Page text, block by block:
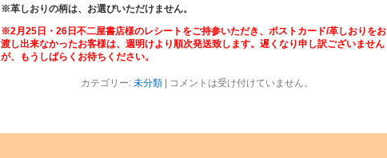
※革しおりの柄は、お選びいただけません。
※2月25日・26日不二屋書店様のレシートをご持参いただき、ポストカード/革しおりをお
渡し出来なかったお客様は、週明けより順次発送致します。遅くなり申し訳ございません
が、もうしばらくお待ちください。
カテゴリー: 未分類| コメントは受け付けていません。